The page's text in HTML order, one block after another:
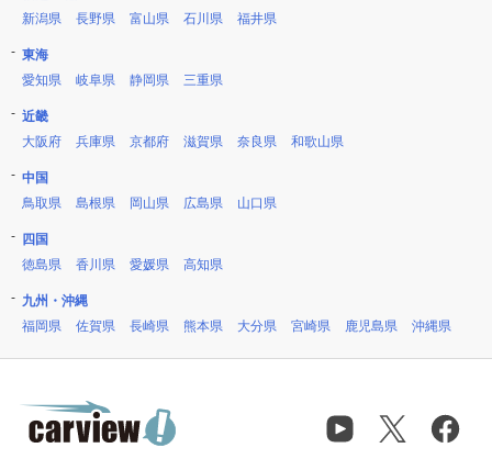
新潟県
長野県 富山県 石川県 福井県
東海
愛知県
岐阜県 静岡県 三重県
近畿
大阪府
兵庫県 京都府 滋賀県 奈良県 和歌山県
中国
鳥取県
島根県 岡山県 広島県 山口県
四国
徳島県
香川県 愛媛県 高知県
九州・沖縄
福岡県
佐賀県 長崎県 熊本県 大分県 宮崎県 鹿児島県 沖縄県